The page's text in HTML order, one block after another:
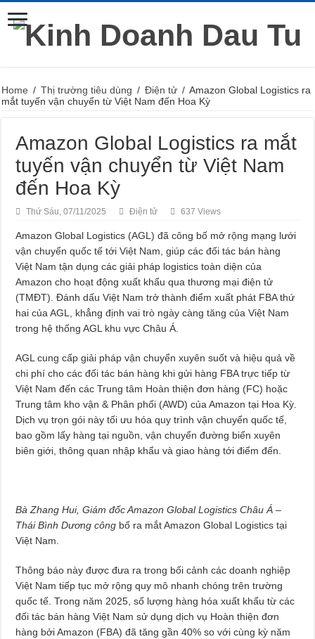
Home / Thị trường tiêu dùng / Điện tử / Amazon Global Logistics ra
mắt tuyến vận chuyển từ Việt Nam đến Hoa Kỳ
Amazon Global Logistics ra mắt
tuyến vận chuyển từ Việt Nam
đến Hoa Kỳ
Thứ Sáu, 07/11/2025 Điện tử 637 Views
Amazon Global Logistics (AGL) đã công bố mở rộng mạng lưới
vận chuyển quốc tế tới Việt Nam, giúp các đối tác bán hàng
Việt Nam tận dụng các giải pháp logistics toàn diện của
Amazon cho hoạt động xuất khẩu qua thương mại điện tử
(TMĐT). Đánh dấu Việt Nam trở thành điểm xuất phát FBA thứ
hai của AGL, khẳng định vai trò ngày càng tăng của Việt Nam
trong hệ thống AGL khu vực Châu Á.
AGL cung cấp giải pháp vận chuyển xuyên suốt và hiệu quả về
chi phí cho các đối tác bán hàng khi gửi hàng FBA trực tiếp từ
Việt Nam đến các Trung tâm Hoàn thiện đơn hàng (FC) hoặc
Trung tâm kho vận & Phân phối (AWD) của Amazon tại Hoa Kỳ.
Dịch vụ trọn gói này tối ưu hóa quy trình vận chuyển quốc tế,
bao gồm lấy hàng tại nguồn, vận chuyển đường biển xuyên
biên giới, thông quan nhập khẩu và giao hàng tới điểm đến.
Bà Zhang Hui, Giám đốc Amazon Global Logistics Châu Á –
Thái Bình Dương công bố ra mắt Amazon Global Logistics tại
Việt Nam.
Thông báo này được đưa ra trong bối cảnh các doanh nghiệp
Việt Nam tiếp tục mở rộng quy mô nhanh chóng trên trường
quốc tế. Trong năm 2025, số lượng hàng hóa xuất khẩu từ các
đối tác bán hàng Việt Nam sử dụng dịch vụ Hoàn thiện đơn
hàng bởi Amazon (FBA) đã tăng gần 40% so với cùng kỳ năm